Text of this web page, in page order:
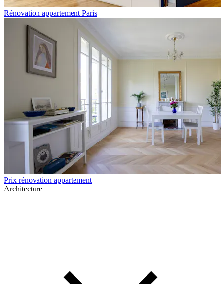
Rénovation appartement Paris
Prix rénovation appartement
Architecture